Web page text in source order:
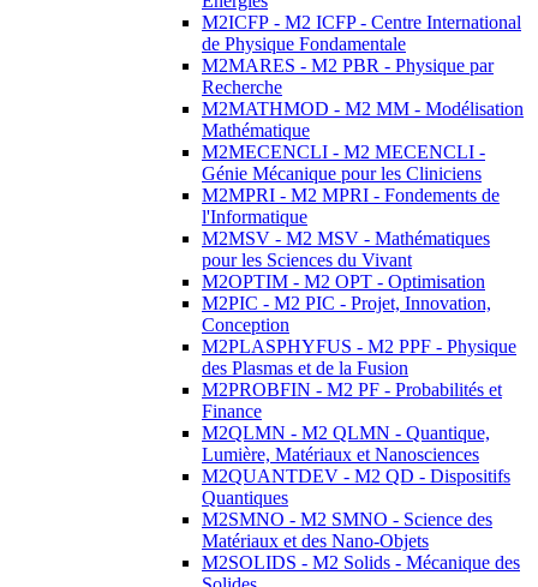
M2ICFP - M2 ICFP - Centre International
de Physique Fondamentale
M2MARES - M2 PBR - Physique par
Recherche
M2MATHMOD - M2 MM - Modélisation
Mathématique
M2MECENCLI - M2 MECENCLI -
Génie Mécanique pour les Cliniciens
M2MPRI - M2 MPRI - Fondements de
l'Informatique
M2MSV - M2 MSV - Mathématiques
pour les Sciences du Vivant
M2OPTIM - M2 OPT - Optimisation
M2PIC - M2 PIC - Projet, Innovation,
Conception
M2PLASPHYFUS - M2 PPF - Physique
des Plasmas et de la Fusion
M2PROBFIN - M2 PF - Probabilités et
Finance
M2QLMN - M2 QLMN - Quantique,
Lumière, Matériaux et Nanosciences
M2QUANTDEV - M2 QD - Dispositifs
Quantiques
M2SMNO - M2 SMNO - Science des
Matériaux et des Nano-Objets
M2SOLIDS - M2 Solids - Mécanique des